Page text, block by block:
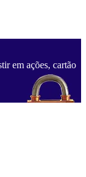
em ações, cartão